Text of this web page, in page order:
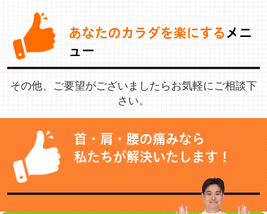
あなたのカラダを楽にするメニ
ュー
その他、ご要望がございましたらお気軽にご相談下
さい。
首・肩・腰の痛みなら
私たちが解決いたします！